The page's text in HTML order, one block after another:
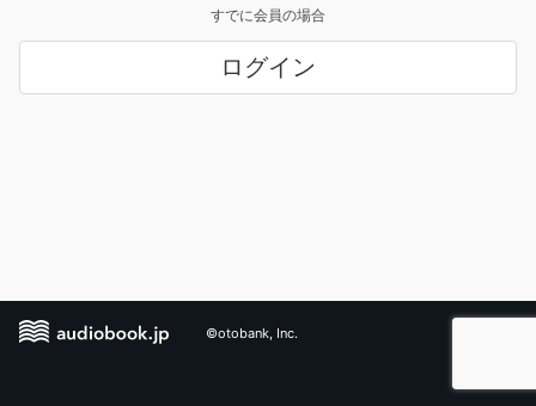
すでに会員の場合
ログイン
©otobank, Inc.